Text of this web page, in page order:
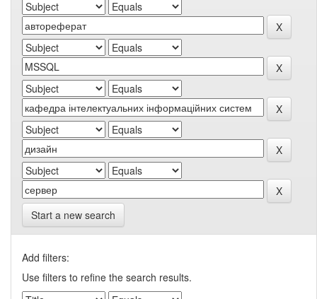
Start a new search
Add filters:
Use filters to refine the search results.